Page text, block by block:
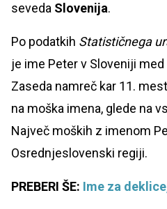
seveda Slovenija.
Po podatkih Statističnega
je ime Peter v Sloveniji
Zaseda namreč kar 11.
na moška imena, glede na
Največ moških z imenom
Osrednjeslovenski regiji.
PREBERI ŠE: Ime za